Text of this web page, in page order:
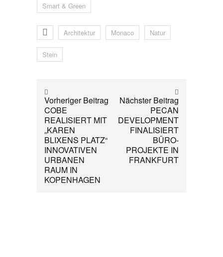
Smart & Green
Architektur Monaco Natur
Stein
Vorheriger Beitrag
COBE
REALISIERT MIT
„KAREN
BLIXENS PLATZ“
INNOVATIVEN
URBANEN
RAUM IN
KOPENHAGEN
Nächster Beitrag
PECAN
DEVELOPMENT
FINALISIERT
BÜRO-
PROJEKTE IN
FRANKFURT